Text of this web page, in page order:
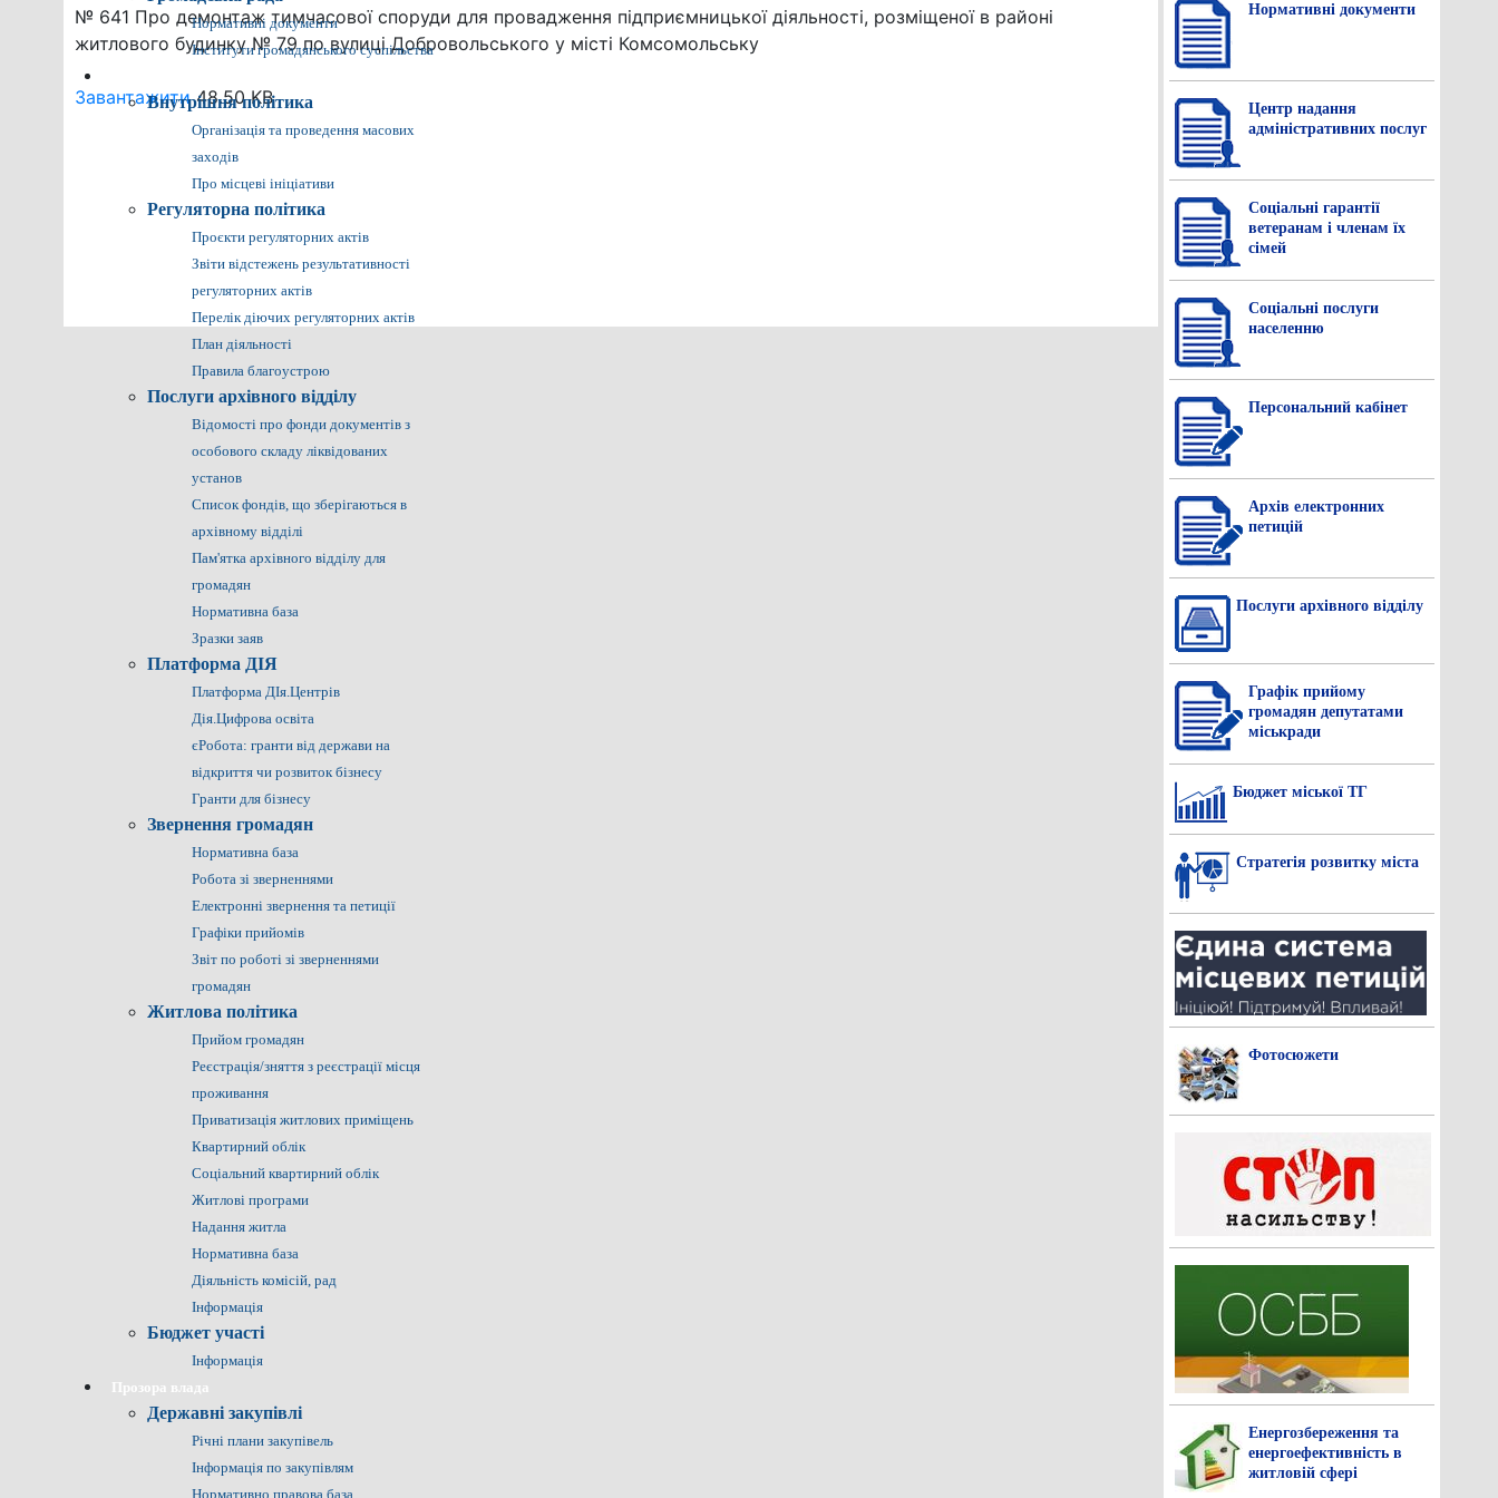
Нормативні документи
Інститути громадянського суспільства
Внутрішня політика
Організація та проведення масових
заходів
Про місцеві ініціативи
Регуляторна політика
Проєкти регуляторних актів
Звіти відстежень результативності
регуляторних актів
Перелік діючих регуляторних актів
План діяльності
Правила благоустрою
Послуги архівного відділу
Відомості про фонди документів з
особового складу ліквідованих
установ
Список фондів, що зберігаються в
архівному відділі
Пам'ятка архівного відділу для
громадян
Нормативна база
Зразки заяв
Платформа ДІЯ
Платформа ДІя.Центрів
Дія.Цифрова освіта
єРобота: гранти від держави на
відкриття чи розвиток бізнесу
Гранти для бізнесу
Звернення громадян
Нормативна база
Робота зі зверненнями
Електронні звернення та петиції
Графіки прийомів
Звіт по роботі зі зверненнями
громадян
Житлова політика
Прийом громадян
Реєстрація/зняття з реєстрації місця
проживання
Приватизація житлових приміщень
Квартирний облік
Соціальний квартирний облік
Житлові програми
Надання житла
Нормативна база
Діяльність комісій, рад
Інформація
Бюджет участі
Інформація
Прозора влада
Державні закупівлі
Річні плани закупівель
Інформація по закупівлям
Нормативно правова база
№ 641 Про демонтаж тимчасової споруди для провадження підприємницької діяльності, розміщеної в районі
житлового будинку № 79 по вулиці Добровольського у місті Комсомольську
Завантажити48.50 KB
Нормативнi документи
Центр надання
адміністративних послуг
Соціальні гарантії
ветеранам і членам їх
сімей
Соціальні послуги
населенню
Персональний кабінет
Архів електронних
петицій
Послуги архівного відділу
Графік прийому
громадян депутатами
міськради
Бюджет міської ТГ
Стратегія розвитку міста
Фотосюжети
Енергозбереження та
енергоефективність в
житловій сфері